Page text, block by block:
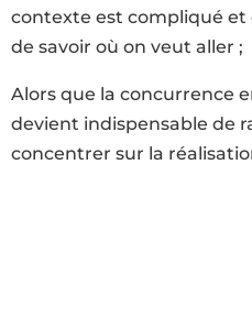
contexte est compliqué
de savoir où on veut aller ;
Alors que la concurrence
devient indispensable de
concentrer sur la